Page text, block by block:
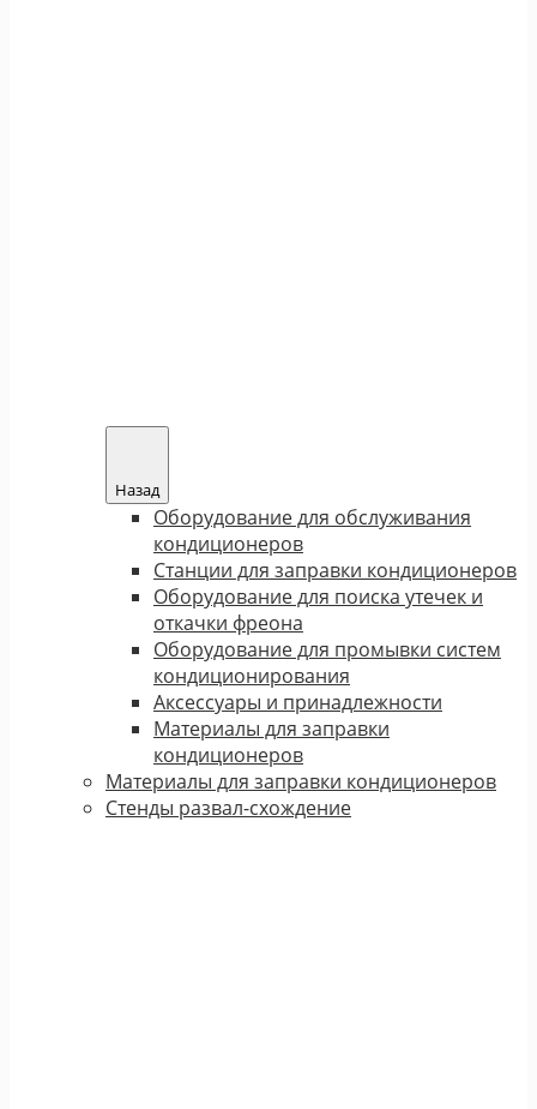
Назад
Оборудование для обслуживания
кондиционеров
Станции для заправки кондиционеров
Оборудование для поиска утечек и
откачки фреона
Оборудование для промывки систем
кондиционирования
Аксессуары и принадлежности
Материалы для заправки
кондиционеров
Материалы для заправки кондиционеров
Стенды развал-схождение